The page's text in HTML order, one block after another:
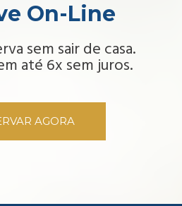
On-Line
sem sair de casa.
até 6x sem juros.
AGORA